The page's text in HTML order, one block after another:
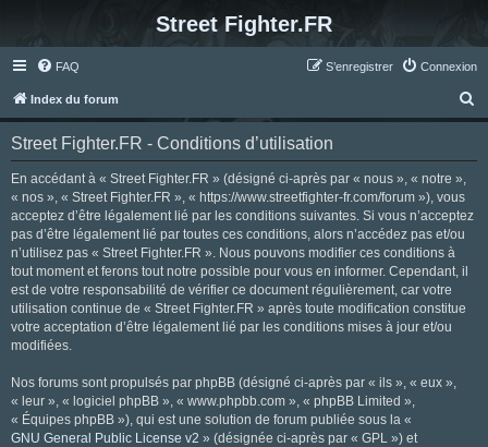
Street Fighter.FR
FAQ Connexion
S’enregistrer
Index du forum
e
Street Fighter.FR - Conditions d’utilisation
En accédant à « Street Fighter.FR » (désigné ci-après par « nous », « notre »,
« nos », « Street Fighter.FR », « https://www.streetfighter-fr.com/forum »), vous
acceptez d’être légalement lié par les conditions suivantes. Si vous n’acceptez
pas d’être légalement lié par toutes ces conditions, alors n’accédez pas et/ou
n’utilisez pas « Street Fighter.FR ». Nous pouvons modifier ces conditions à
tout moment et ferons tout notre possible pour vous en informer. Cependant, il
est de votre responsabilité de vérifier ce document régulièrement, car votre
utilisation continue de « Street Fighter.FR » après toute modification constitue
votre acceptation d’être légalement lié par les conditions mises à jour et/ou
modifiées.
Nos forums sont propulsés par phpBB (désigné ci-après par « ils », « eux »,
« leur », « logiciel phpBB », « www.phpbb.com », « phpBB Limited »,
« Équipes phpBB »), qui est une solution de forum publiée sous la «
GNU General Public License v2 » (désignée ci-après par « GPL ») et